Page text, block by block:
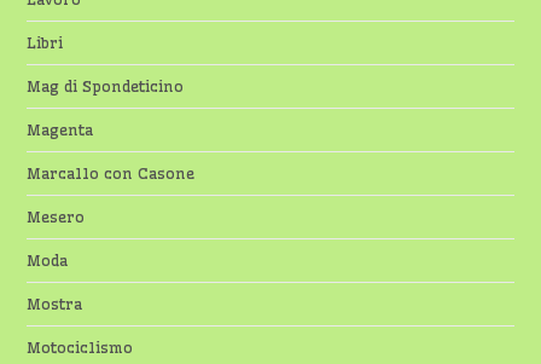
Libri
Mag di Spondeticino
Magenta
Marcallo con Casone
Mesero
Moda
Mostra
Motociclismo